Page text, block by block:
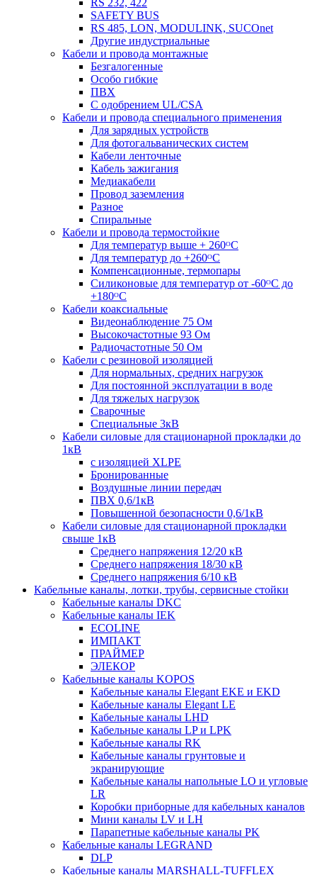
SAFETY BUS
RS 485, LON, MODULINK, SUCOnet
Другие индустриальные
Кабели и провода монтажные
Безгалогенные
Особо гибкие
ПВХ
С одобрением UL/CSA
Кабели и провода специального применения
Для зарядных устройств
Для фотогальванических систем
Кабели ленточные
Кабель зажигания
Медиакабели
Провод заземления
Разное
Спиральные
Кабели и провода термостойкие
Для температур выше + 260ᴼС
Для температур до +260ᴼС
Компенсационные, термопары
Силиконовые для температур от -60ᴼC до
+180ᴼС
Кабели коаксиальные
Видеонаблюдение 75 Ом
Высокочастотные 93 Ом
Радиочастотные 50 Ом
Кабели с резиновой изоляцией
Для нормальных, средних нагрузок
Для постоянной эксплуатации в воде
Для тяжелых нагрузок
Сварочные
Специальные 3кВ
Кабели силовые для стационарной прокладки до
1кВ
c изоляцией XLPE
Бронированные
Воздушные линии передач
ПВХ 0,6/1кВ
Повышенной безопасности 0,6/1кВ
Кабели силовые для стационарной прокладки
свыше 1кВ
Среднего напряжения 12/20 кВ
Среднего напряжения 18/30 кВ
Среднего напряжения 6/10 кВ
Кабельные каналы, лотки, трубы, сервисные стойки
Кабельные каналы DKC
Кабельные каналы IEK
ECOLINE
ИМПАКТ
ПРАЙМЕР
ЭЛЕКОР
Кабельные каналы KOPOS
Кабельные каналы Elegant EKE и EKD
Кабельные каналы Elegant LE
Кабельные каналы LHD
Кабельные каналы LP и LPK
Кабельные каналы RK
Кабельные каналы грунтовые и
экранирующие
Кабельные каналы напольные LO и угловые
LR
Коробки приборные для кабельных каналов
Мини каналы LV и LH
Парапетные кабельные каналы PK
Кабельные каналы LEGRAND
DLP
Кабельные каналы MARSHALL-TUFFLEX